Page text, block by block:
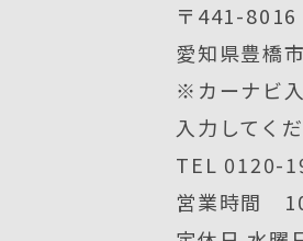
〒441-8016
愛知県豊橋
※カーナビ
入力してくだ
TEL 0120-
営業時間